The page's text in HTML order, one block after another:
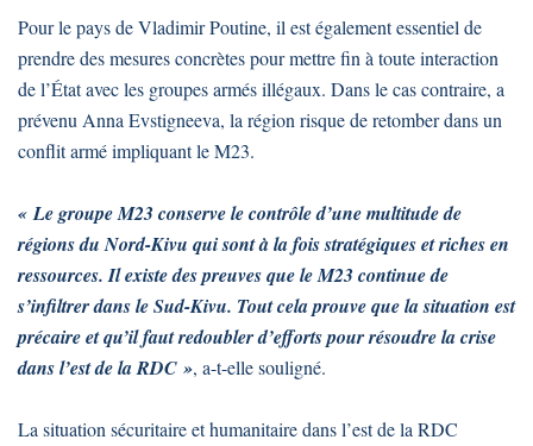
Pour le pays de Vladimir Poutine, il est également essentiel de
prendre des mesures concrètes pour mettre fin à toute interaction
de l’État avec les groupes armés illégaux. Dans le cas contraire, a
prévenu Anna Evstigneeva, la région risque de retomber dans un
conflit armé impliquant le M23.
« Le groupe M23 conserve le contrôle d’une multitude de
régions du Nord-Kivu qui sont à la fois stratégiques et riches en
ressources. Il existe des preuves que le M23 continue de
s’infiltrer dans le Sud-Kivu. Tout cela prouve que la situation est
précaire et qu’il faut redoubler d’efforts pour résoudre la crise
dans l’est de la RDC », a-t-elle souligné.
La situation sécuritaire et humanitaire dans l’est de la RDC